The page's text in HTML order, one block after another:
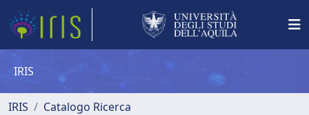
IRIS
IRIS
Catalogo Ricerca